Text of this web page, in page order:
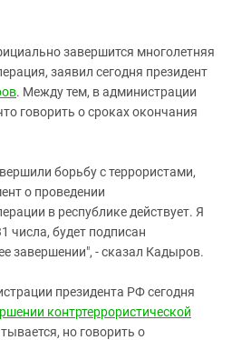
ИНАКОМЫСЛИЕ В ЧЕЧНЕ
ПРЕСЛЕДОВАНИЕ АКТИВИСТОВ
МОБИЛИЗАЦИЯ И ПРОТЕСТЫ
завершится многолетняя
заявил сегодня президент
. Между тем, в администрации
говорить о сроках окончания
борьбу с террористами,
о проведении
в республике действует. Я
числа, будет подписан
завершении", - сказал Кадыров.
президента РФ сегодня
контртеррористической
но говорить о